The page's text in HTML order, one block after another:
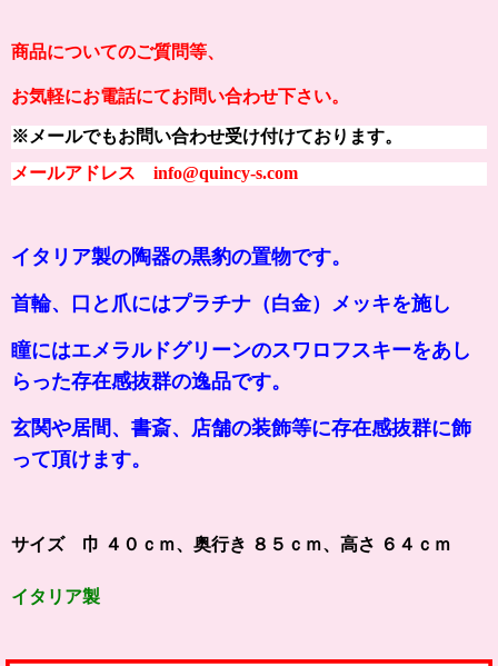
商品についてのご質問等、
お気軽にお電話にてお問い合わせ下さい。
※メールでもお問い合わせ受け付けております。
メールアドレス info@quincy-s.com
イタリア製の陶器の黒豹の置物です。
首輪、口と爪にはプラチナ（白金）メッキを施し
瞳にはエメラルドグリーンのスワロフスキーをあし
らった存在感抜群の逸品です。
玄関や居間、書斎、店舗の装飾等に存在感抜群に飾
って頂けます。
サイズ 巾 ４０ｃｍ、奥行き ８５ｃｍ、高さ ６４ｃｍ
イタリア製